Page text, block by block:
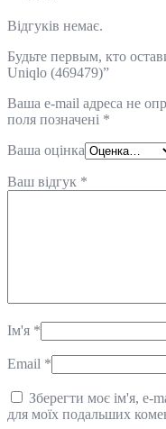
Відгуків немає.
Будьте первым, кто
Uniqlo (469479)”
Ваша e-mail адреса не
поля позначені *
Ваша оцінка
Ваш відгук *
Ім'я *
Email *
Зберегти моє ім'я, e-
для моїх подальших